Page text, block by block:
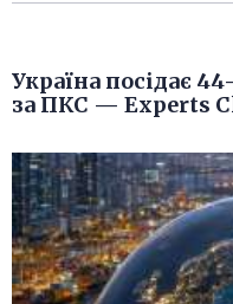
Україна посідає
за ПКС — Experts